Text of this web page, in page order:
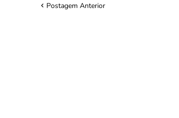
Postagem Anterior